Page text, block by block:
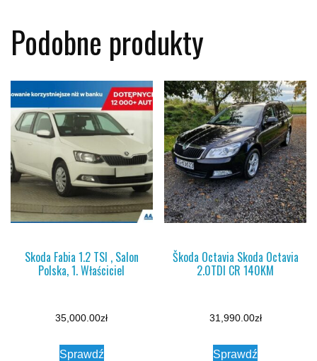
Podobne produkty
Skoda Fabia 1.2 TSI , Salon
Polska, 1. Właściciel
35,000.00zł
Sprawdź
Škoda Octavia Skoda Octavia
2.0TDI CR 140KM
31,990.00zł
Sprawdź